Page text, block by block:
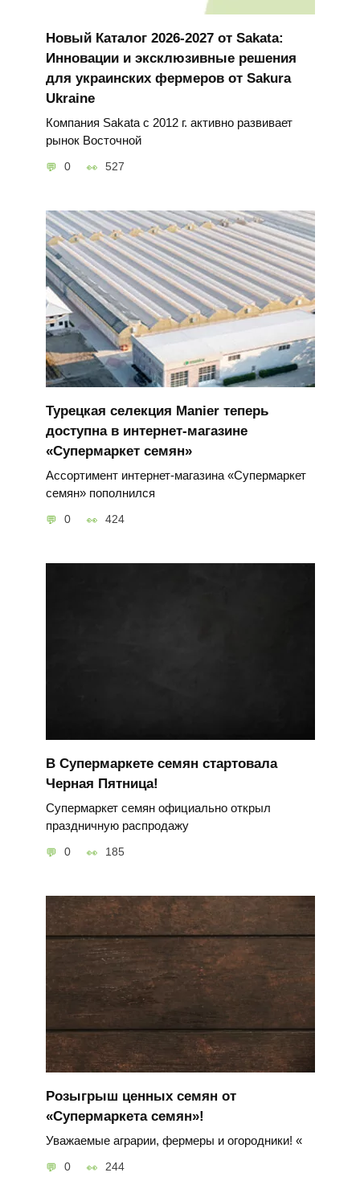
Новый Каталог 2026-2027 от Sakata:
Инновации и эксклюзивные решения
для украинских фермеров от Sakura
Ukraine
Компания Sakata с 2012 г. активно развивает
рынок Восточной
0 527
Турецкая селекция Manier теперь
доступна в интернет-магазине
«Супермаркет семян»
Ассортимент интернет-магазина «Супермаркет
семян» пополнился
0 424
В Супермаркете семян стартовала
Черная Пятница!
Супермаркет семян официально открыл
праздничную распродажу
0 185
Розыгрыш ценных семян от
«Супермаркета семян»!
Уважаемые аграрии, фермеры и огородники! «
0 244